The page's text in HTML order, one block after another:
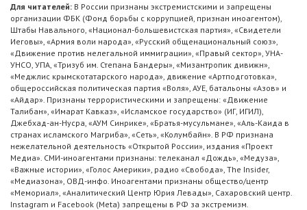
Для читателей: В России признаны экстремистскими и запрещены
организации ФБК (Фонд борьбы с коррупцией, признан иноагентом),
Штабы Навального, «Национал-большевистская партия», «Свидетели
Иеговы», «Армия воли народа», «Русский общенациональный союз»,
«Движение против нелегальной иммиграции», «Правый сектор», УНА-
УНСО, УПА, «Тризуб им. Степана Бандеры», «Мизантропик дивижн»,
«Меджлис крымскотатарского народа», движение «Артподготовка»,
общероссийская политическая партия «Воля», АУЕ, батальоны «Азов» и
«Айдар». Признаны террористическими и запрещены: «Движение
Талибан», «Имарат Кавказ», «Исламское государство» (ИГ, ИГИЛ),
Джебхад-ан-Нусра, «АУМ Синрике», «Братья-мусульмане», «Аль-Каида в
странах исламского Магриба», «Сеть», «Колумбайн». В РФ признана
нежелательной деятельность «Открытой России», издания «Проект
Медиа». СМИ-иноагентами признаны: телеканал «Дождь», «Медуза»,
«Важные истории», «Голос Америки», радио «Свобода», The Insider,
«Медиазона», ОВД-инфо. Иноагентами признаны общество/центр
«Мемориал», «Аналитический Центр Юрия Левады», Сахаровский центр.
Instagram и Facebook (Metа) запрещены в РФ за экстремизм.